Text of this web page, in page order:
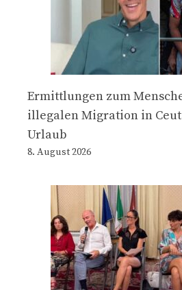
Ermittlungen zum
illegalen Migration in
Urlaub
8. August 2026